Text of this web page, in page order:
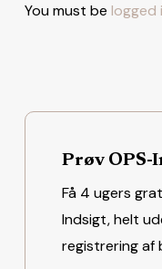
You must be logged
Prøv OPS-
Få 4 ugers
Indsigt, helt
registrering af